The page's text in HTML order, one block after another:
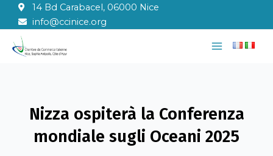
contenuto
14 Bd Carabacel, 06000 Nice
info@ccinice.org
Main
Nizza ospiterà la Conferenza
mondiale sugli Oceani 2025